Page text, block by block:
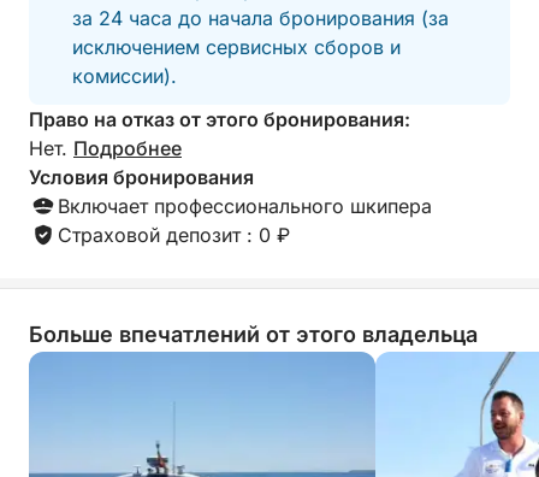
капитану, точно знающему, куда идти, вы не
потеряете ни минуты.
Идеально подходит для спонтанных планов,
праздников или просто для того, чтобы добавить
немного азарта в ваш день. Это динамичное
морское путешествие, которое подарит вам
удовольствие от начала до конца.
за 24 часа до начала бронирования (за
исключением сервисных сборов и
комиссии).
Право на отказ от этого бронирования:
Нет. Подробнее
Условия бронирования
Включает профессионального шкипера
Страховой депозит : 0 ₽
Больше впечатлений от этого владельца